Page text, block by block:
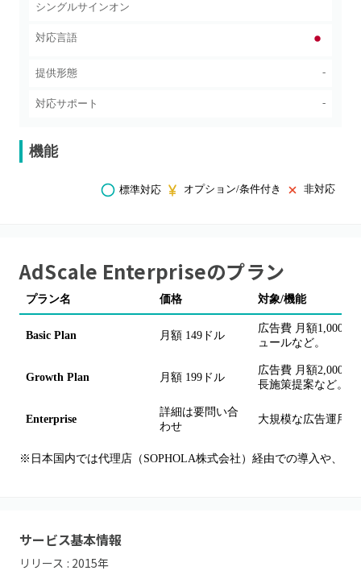
シングルサインオン
対応言語
提供形態 -
対応サポート -
機能
標準対応 オプション/条件付き 非対応
AdScale Enterpriseのプラン
プラン名 価格 対象/機能
Basic Plan 月額 149ドル
広告費 月額1,000ド
ュールなど。
Growth Plan 月額 199ドル
広告費 月額2,000ド
長施策提案など。
Enterprise
詳細は要問い合
わせ
大規模な広告運用
※日本国内では代理店（SOPHOLA株式会社）経由での導入や、IT
サービス基本情報
リリース : 2015年